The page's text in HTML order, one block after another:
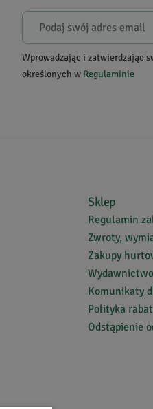
Wprowadzając i zatwierdzając
określonych w Regulaminie
Sklep
Regulamin
Zwroty,
Zakupy
Wydawnictwo
Komunikaty
Polityka
Odstąpienie